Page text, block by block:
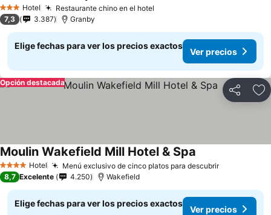
3 Estrellas
Hotel Restaurante chino en el hotel
7,3 3.387 Granby
Elige fechas para ver los precios exactos
Ver precios
Compartir
Opción destacada
4 EstrellasHotel Menú exclusivo de cinco platos para descubrir
Moulin Wakefield Mill Hotel & Spa
8,7 Excelente 4.250 Wakefield
Elige fechas para ver los precios exactos
Ver precios